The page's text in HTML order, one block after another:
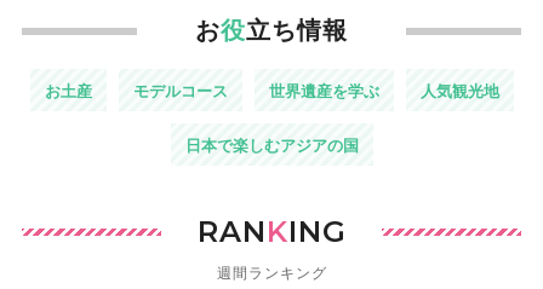
お役立ち情報
お土産 モデルコース 世界遺産を学ぶ 人気観光地
日本で楽しむアジアの国
RANKING
週間ランキング